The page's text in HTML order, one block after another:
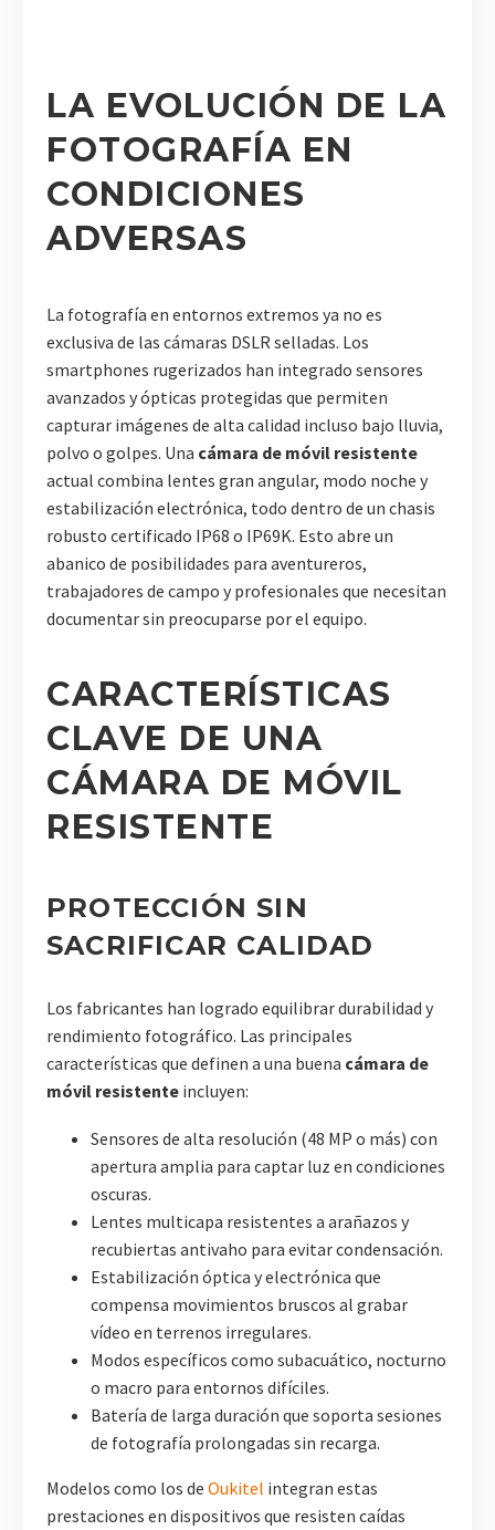
LA EVOLUCIÓN DE LA
FOTOGRAFÍA EN
CONDICIONES
ADVERSAS
La fotografía en entornos extremos ya no es
exclusiva de las cámaras DSLR selladas. Los
smartphones rugerizados han integrado sensores
avanzados y ópticas protegidas que permiten
capturar imágenes de alta calidad incluso bajo lluvia,
polvo o golpes. Una cámara de móvil resistente
actual combina lentes gran angular, modo noche y
estabilización electrónica, todo dentro de un chasis
robusto certificado IP68 o IP69K. Esto abre un
abanico de posibilidades para aventureros,
trabajadores de campo y profesionales que necesitan
documentar sin preocuparse por el equipo.
CARACTERÍSTICAS
CLAVE DE UNA
CÁMARA DE MÓVIL
RESISTENTE
PROTECCIÓN SIN
SACRIFICAR CALIDAD
Los fabricantes han logrado equilibrar durabilidad y
rendimiento fotográfico. Las principales
características que definen a una buena cámara de
móvil resistente incluyen:
Sensores de alta resolución (48 MP o más) con
apertura amplia para captar luz en condiciones
oscuras.
Lentes multicapa resistentes a arañazos y
recubiertas antivaho para evitar condensación.
Estabilización óptica y electrónica que
compensa movimientos bruscos al grabar
vídeo en terrenos irregulares.
Modos específicos como subacuático, nocturno
o macro para entornos difíciles.
Batería de larga duración que soporta sesiones
de fotografía prolongadas sin recarga.
Modelos como los de Oukitel integran estas
prestaciones en dispositivos que resisten caídas